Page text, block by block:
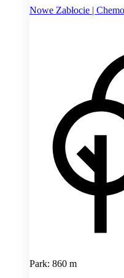
Nowe Zabłocie |
Park: 860 m